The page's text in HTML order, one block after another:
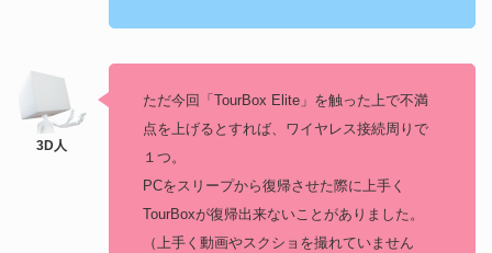
ただ今回「TourBox Elite」を触った上で不満
点を上げるとすれば、ワイヤレス接続周りで
１つ。
PCをスリープから復帰させた際に上手く
TourBoxが復帰出来ないことがありました。
（上手く動画やスクショを撮れていません